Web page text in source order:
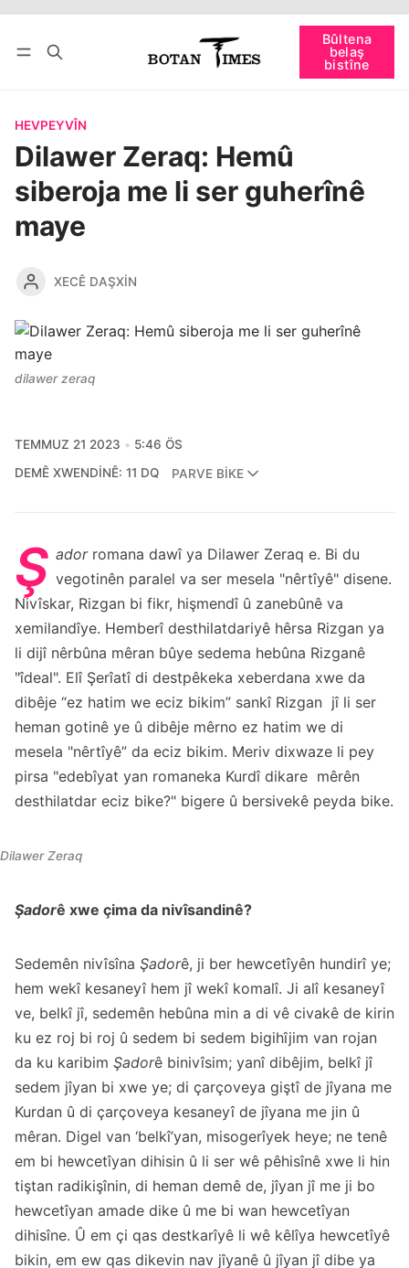
Bûltena
belaş
bistîne
Têkevê Bûltena belaş bistîne
HEVPEYVÎN
Dilawer Zeraq: Hemû
siberoja me li ser guherînê
maye
XECÊ DAŞXIN
dilawer zeraq
TEMMUZ 21 2023
5:46 ÖS
DEMÊ XWENDINÊ: 11 DQ
PARVE BIKE
Ş adorromana dawî ya Dilawer Zeraq e. Bi du
vegotinên paralel va ser mesela "nêrtîyê" disene.
Nivîskar, Rizgan bi fikr, hişmendî û zanebûnê va
xemilandîye. Hemberî desthilatdariyê hêrsa Rizgan ya
li dijî nêrbûna mêran bûye sedema hebûna Rizganê
"îdeal". Elî Şerîatî di destpêkeka xeberdana xwe da
dibêje “ez hatim we eciz bikim” sankî Rizgan jî li ser
heman gotinê ye û dibêje mêrno ez hatim we di
mesela "nêrtîyê” da eciz bikim. Meriv dixwaze li pey
pirsa "edebîyat yan romaneka Kurdî dikare mêrên
desthilatdar eciz bike?" bigere û bersivekê peyda bike.
Dilawer Zeraq
Şadorê xwe çima da nivîsandinê?
Sedemên nivîsîna Şadorê, ji ber hewcetîyên hundirî ye;
hem wekî kesaneyî hem jî wekî komalî. Ji alî kesaneyî
ve, belkî jî, sedemên hebûna min a di vê civakê de kirin
ku ez roj bi roj û sedem bi sedem bigihîjim van rojan
da ku karibim Şadorê binivîsim; yanî dibêjim, belkî jî
sedem jîyan bi xwe ye; di çarçoveya giştî de jîyana me
Kurdan û di çarçoveya kesaneyî de jîyana me jin û
mêran. Digel van ‘belkî’yan, misogerîyek heye; ne tenê
em bi hewcetîyan dihisin û li ser wê pêhisînê xwe li hin
tiştan radikişînin, di heman demê de, jîyan jî me ji bo
hewcetîyan amade dike û me bi wan hewcetîyan
dihisîne. Û em çi qas destkarîyê li wê kêlîya hewcetîyê
bikin, em ew qas dikevin nav jîyanê û jîyan jî dibe ya